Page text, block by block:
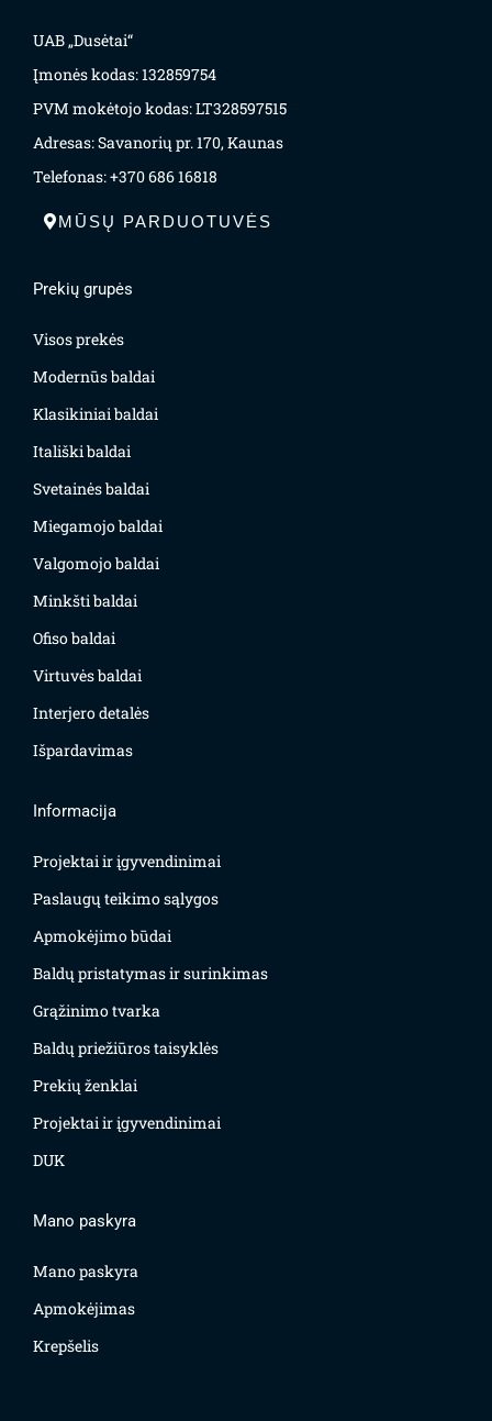
UAB „Dusėtai“
Įmonės kodas: 132859754
PVM mokėtojo kodas: LT328597515
Adresas: Savanorių pr. 170, Kaunas
Telefonas: +370 686 16818
MŪSŲ PARDUOTUVĖS
Prekių grupės
Visos prekės
Modernūs baldai
Klasikiniai baldai
Itališki baldai
Svetainės baldai
Miegamojo baldai
Valgomojo baldai
Minkšti baldai
Ofiso baldai
Virtuvės baldai
Interjero detalės
Išpardavimas
Informacija
Projektai ir įgyvendinimai
Paslaugų teikimo sąlygos
Apmokėjimo būdai
Baldų pristatymas ir surinkimas
Grąžinimo tvarka
Baldų priežiūros taisyklės
Prekių ženklai
Projektai ir įgyvendinimai
DUK
Mano paskyra
Mano paskyra
Apmokėjimas
Krepšelis